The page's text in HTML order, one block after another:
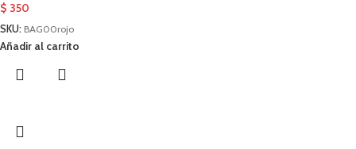
$ 350
SKU: BAG00rojo
Añadir al carrito